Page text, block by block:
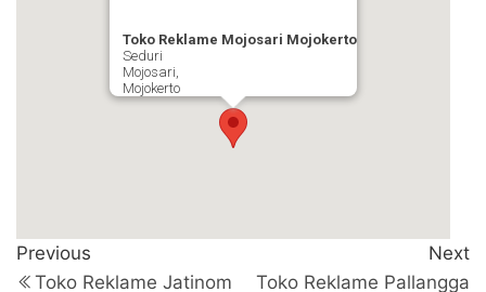
Toko Reklame Mojosari Mojokerto
Seduri
Mojosari,
Mojokerto
Navigasi
Previous
Post
Previous
Toko Reklame Jatinom
Next
Toko Reklame Pallangga